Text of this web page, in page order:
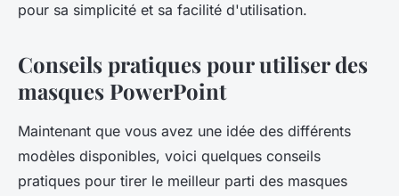
pour sa simplicité et sa facilité d'utilisation.
Conseils pratiques pour utiliser des
masques PowerPoint
Maintenant que vous avez une idée des différents
modèles disponibles, voici quelques conseils
pratiques pour tirer le meilleur parti des masques